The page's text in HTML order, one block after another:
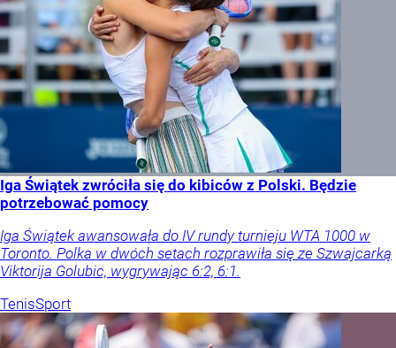
Iga Świątek zwróciła się do kibiców z Polski. Będzie
potrzebować pomocy
Iga Świątek awansowała do IV rundy turnieju WTA 1000 w
Toronto. Polka w dwóch setach rozprawiła się ze Szwajcarką
Viktorija Golubic, wygrywając 6:2, 6:1.
TenisSport